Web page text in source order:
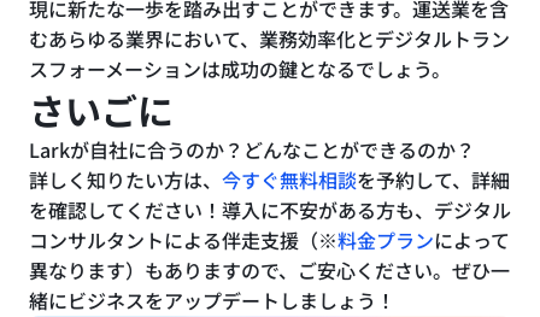
現に新たな一歩を踏み出すことができます。運送業を含
むあらゆる業界において、業務効率化とデジタルトラン
スフォーメーションは成功の鍵となるでしょう。
さいごに
Larkが自社に合うのか？どんなことができるのか？
詳しく知りたい方は、 今すぐ無料相談を予約して、詳細
を確認してください！導入に不安がある方も、デジタル
コンサルタントによる伴走支援（※料金プランによって
異なります）もありますので、ご安心ください。ぜひ一
緒にビジネスをアップデートしましょう！